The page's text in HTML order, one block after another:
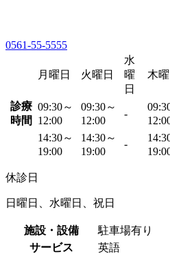
0561-55-5555
月曜日 火曜日
水
曜
日
木曜
診療
時間
09:30～
12:00
09:30～
12:00
-
14:30～
19:00
14:30～
19:00
-
休診日
日曜日、水曜日、祝日
施設・設備
駐車場有り
サービス
英語